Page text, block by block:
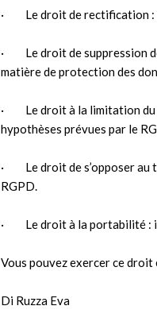
· Le droit de rectification : si
· Le droit de suppression
matière de protection des
· Le droit à la limitation du
hypothèses prévues par le
· Le droit de s’opposer au
RGPD.
· Le droit à la portabilité : ils
Vous pouvez exercer ce droit
Di Ruzza Eva